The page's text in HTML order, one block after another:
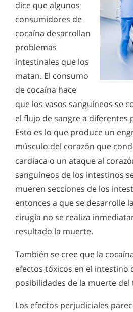
dice que algunos
consumidores de
cocaína desarrollan
problemas
intestinales que los
matan. El consumo
de cocaína hace
que los vasos sanguíneos se
el flujo de sangre a diferentes
Esto es lo que produce un
músculo del corazón que
cardiaca o un ataque al
sanguíneos de los intestinos
mueren secciones de los
entonces a que se desarrolle
cirugía no se realiza
resultado la muerte.
También se cree que la
efectos tóxicos en el intestino
posibilidades de la muerte del
Los efectos perjudiciales